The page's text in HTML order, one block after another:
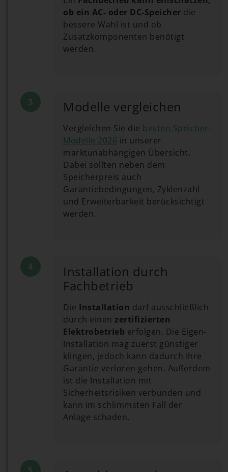
ob ein AC- oder DC-Speicher die
bessere Wahl ist und ob
Zusatzkomponenten benötigt
werden.
Modelle vergleichen
Vergleichen Sie die besten Speicher-
Modelle 2026 in unserer
marktunabhängigen Übersicht.
Dabei sollten neben dem
Speicherpreis auch
Garantiebedingungen, Zyklenzahl
und Erweiterbarkeit berücksichtigt
werden.
Installation durch
Fachbetrieb
Die Installation darf ausschließlich
durch einen zertifizierten
Elektrobetrieb erfolgen. Die Eigen-
Installation mag zuerst günstiger
klingen, jedoch kann dadurch Ihre
Garantie verloren gehen. Außerdem
ist die Installation mit
Sicherheitsrisiken verbunden und
kann im schlimmsten Fall der
Anlage schaden.